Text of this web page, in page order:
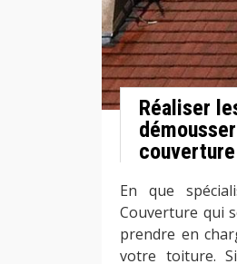
Réaliser
En que
Couverture qui
prendre en
votre toiture.